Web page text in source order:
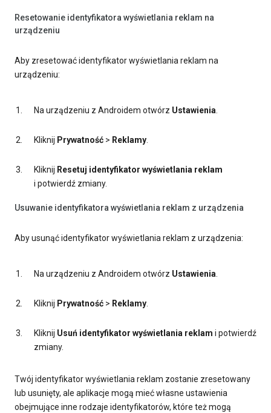
Resetowanie identyfikatora wyświetlania reklam na
urządzeniu
Aby zresetować identyfikator wyświetlania reklam na
urządzeniu:
Na urządzeniu z Androidem otwórz Ustawienia.
Kliknij Prywatność > Reklamy.
Kliknij Resetuj identyfikator wyświetlania reklam
i potwierdź zmiany.
Usuwanie identyfikatora wyświetlania reklam z urządzenia
Aby usunąć identyfikator wyświetlania reklam z urządzenia:
Na urządzeniu z Androidem otwórz Ustawienia.
Kliknij Prywatność > Reklamy.
Kliknij Usuń identyfikator wyświetlania reklam i potwierdź
zmiany.
Twój identyfikator wyświetlania reklam zostanie zresetowany
lub usunięty, ale aplikacje mogą mieć własne ustawienia
obejmujące inne rodzaje identyfikatorów, które też mogą